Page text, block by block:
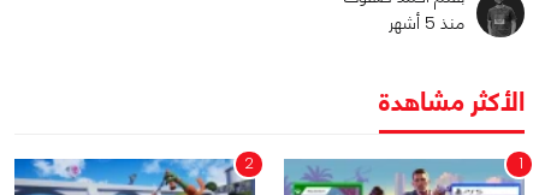
منذ 5 أشهر
الأكثر مشاهدة
1
2